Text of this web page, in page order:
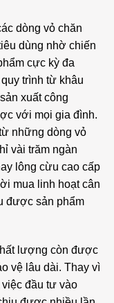
dòng vỏ chăn
dùng nhờ chiến
cực kỳ đa
trình từ khâu
xuất công
với mọi gia đình.
những dòng vỏ
vài trăm ngàn
lông cừu cao cấp
mua linh hoạt cân
được sản phẩm
lượng còn được
vệ lâu dài. Thay vì
đầu tư vào